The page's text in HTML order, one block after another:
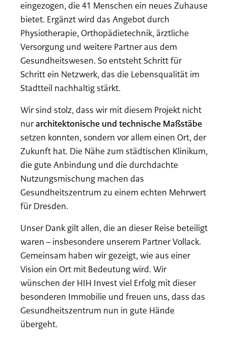
eingezogen, die 41 Menschen ein neues Zuhause
bietet. Ergänzt wird das Angebot durch
Physiotherapie, Orthopädietechnik, ärztliche
Versorgung und weitere Partner aus dem
Gesundheitswesen. So entsteht Schritt für
Schritt ein Netzwerk, das die Lebensqualität im
Stadtteil nachhaltig stärkt.
Wir sind stolz, dass wir mit diesem Projekt nicht
nurarchitektonische und technische Maßstäbe
setzen konnten, sondern vor allem einen Ort, der
Zukunft hat. Die Nähe zum städtischen Klinikum,
die gute Anbindung und die durchdachte
Nutzungsmischung machen das
Gesundheitszentrum zu einem echten Mehrwert
für Dresden.
Unser Dank gilt allen, die an dieser Reise beteiligt
waren – insbesondere unserem Partner Vollack.
Gemeinsam haben wir gezeigt, wie aus einer
Vision ein Ort mit Bedeutung wird. Wir
wünschen der HIH Invest viel Erfolg mit dieser
besonderen Immobilie und freuen uns, dass das
Gesundheitszentrum nun in gute Hände
übergeht.